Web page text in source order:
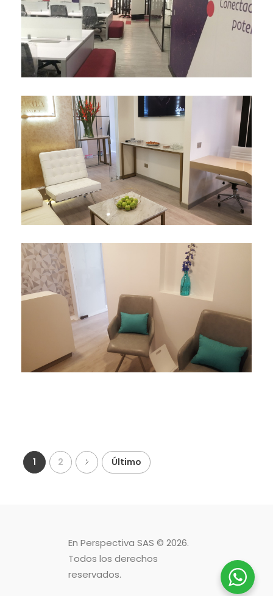
1 2 Último
En Perspectiva SAS © 2026.
Todos los derechos
reservados.